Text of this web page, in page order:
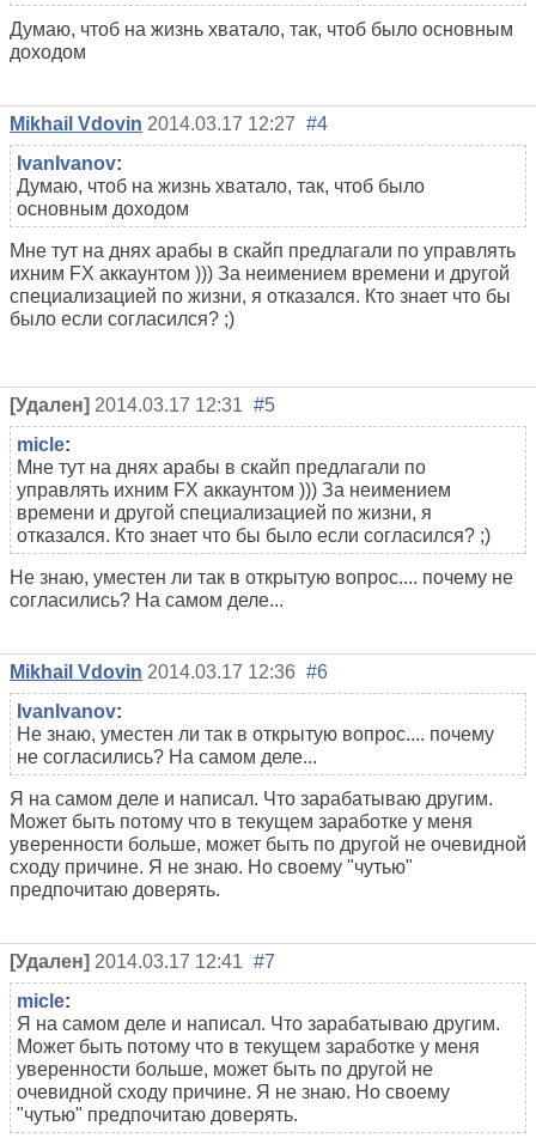
Думаю, чтоб на жизнь хватало, так, чтоб было основным
доходом
Mikhail Vdovin 2014.03.17 12:27 #4
IvanIvanov:
Думаю, чтоб на жизнь хватало, так, чтоб было
основным доходом
Мне тут на днях арабы в скайп предлагали по управлять
ихним FX аккаунтом ))) За неимением времени и другой
специализацией по жизни, я отказался. Кто знает что бы
было если согласился? ;)
[Удален] 2014.03.17 12:31 #5
micle:
Мне тут на днях арабы в скайп предлагали по
управлять ихним FX аккаунтом ))) За неимением
времени и другой специализацией по жизни, я
отказался. Кто знает что бы было если согласился? ;)
Не знаю, уместен ли так в открытую вопрос.... почему не
согласились? На самом деле...
Mikhail Vdovin 2014.03.17 12:36 #6
IvanIvanov:
Не знаю, уместен ли так в открытую вопрос.... почему
не согласились? На самом деле...
Я на самом деле и написал. Что зарабатываю другим.
Может быть потому что в текущем заработке у меня
уверенности больше, может быть по другой не очевидной
сходу причине. Я не знаю. Но своему "чутью"
предпочитаю доверять.
[Удален] 2014.03.17 12:41 #7
micle:
Я на самом деле и написал. Что зарабатываю другим.
Может быть потому что в текущем заработке у меня
уверенности больше, может быть по другой не
очевидной сходу причине. Я не знаю. Но своему
"чутью" предпочитаю доверять.